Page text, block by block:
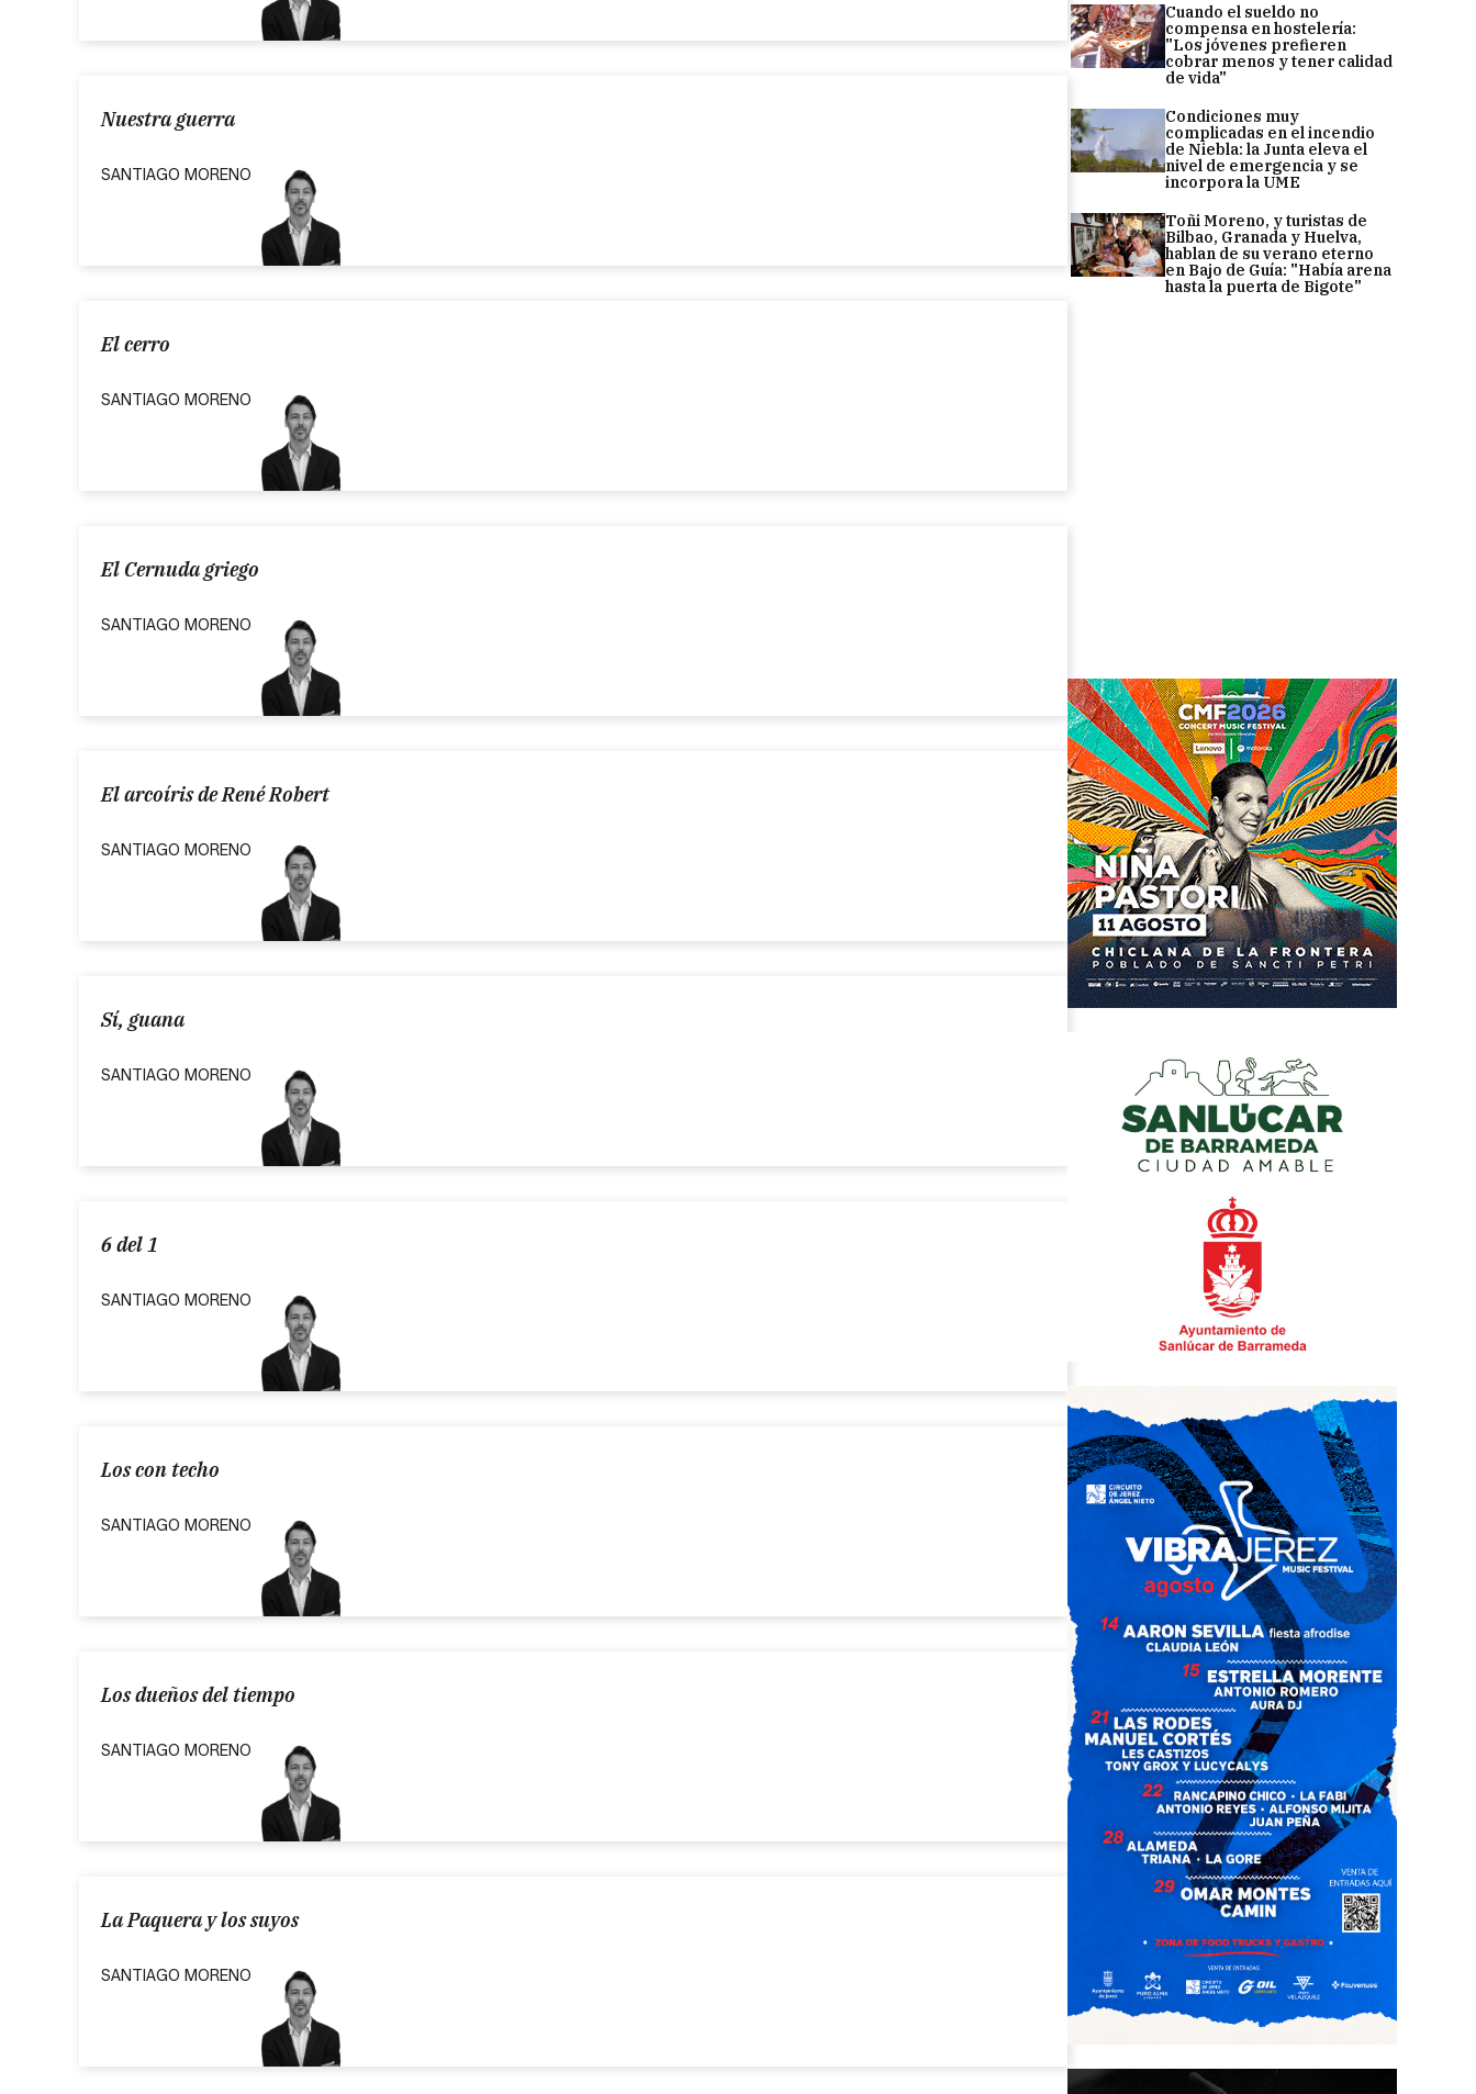
Nuestra guerra
SANTIAGO MORENO
El cerro
SANTIAGO MORENO
El Cernuda griego
SANTIAGO MORENO
El arcoíris de René Robert
SANTIAGO MORENO
Sí, guana
SANTIAGO MORENO
6 del 1
SANTIAGO MORENO
Los con techo
SANTIAGO MORENO
Los dueños del tiempo
SANTIAGO MORENO
La Paquera y los suyos
SANTIAGO MORENO
Cuando el sueldo no
compensa en hostelería:
"Los jóvenes prefieren
cobrar menos y tener calidad
de vida"
Condiciones muy
complicadas en el incendio
de Niebla: la Junta eleva el
nivel de emergencia y se
incorpora la UME
Toñi Moreno, y turistas de
Bilbao, Granada y Huelva,
hablan de su verano eterno
en Bajo de Guía: "Había arena
hasta la puerta de Bigote"